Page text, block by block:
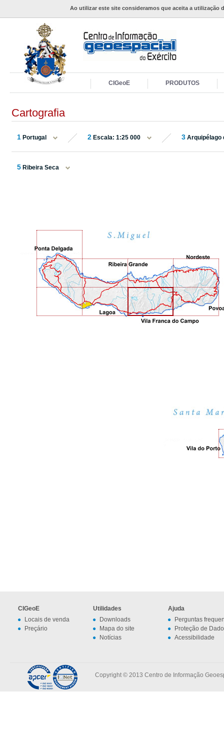
Ao utilizar este site consideramos que aceita a utilização
CIGeoE PRODUTOS
Cartografia
1 Portugal 2 Escala: 1:25 000 3 Arquipélago
5 Ribeira Seca
CIGeoE
Locais de venda
Preçário
Utilidades
Downloads
Mapa do site
Notícias
Ajuda
Perguntas
Proteção de
Acessibilidade
Copyright © 2013 Centro de Informação